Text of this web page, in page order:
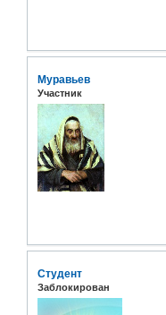
Муравьев
Участник
Студент
Заблокирован